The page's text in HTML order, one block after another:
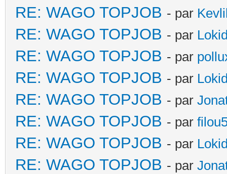
RE: WAGO TOPJOB - par
RE: WAGO TOPJOB - par
RE: WAGO TOPJOB - par
RE: WAGO TOPJOB - par
RE: WAGO TOPJOB - par
RE: WAGO TOPJOB - par
RE: WAGO TOPJOB - par
RE: WAGO TOPJOB - par